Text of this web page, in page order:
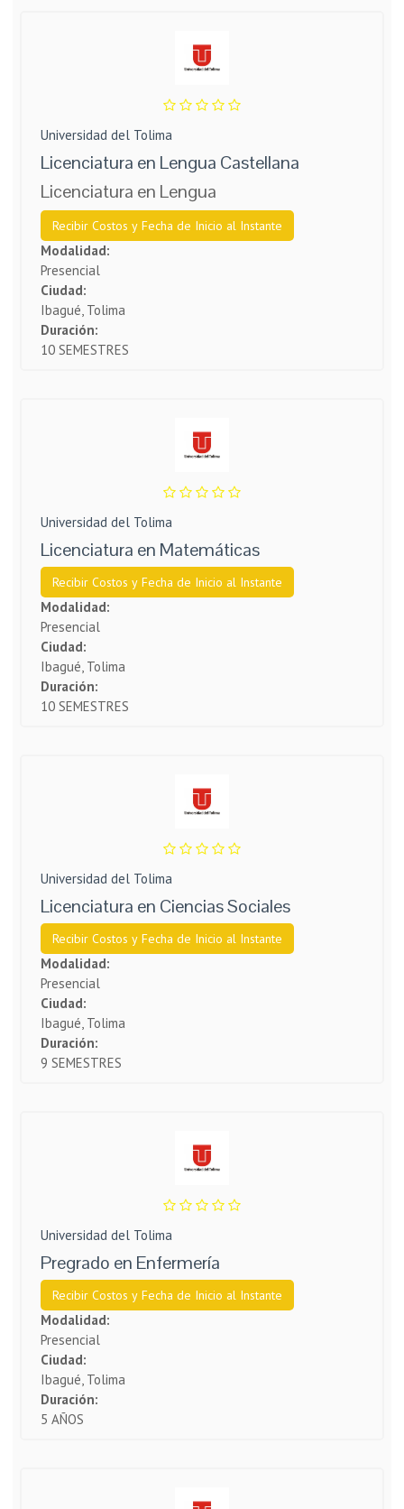
Universidad del Tolima
Licenciatura en Lengua Castellana
Licenciatura en Lengua
Recibir Costos y Fecha de Inicio al Instante
Modalidad:
Presencial
Ciudad:
Ibagué, Tolima
Duración:
10 SEMESTRES
Universidad del Tolima
Licenciatura en Matemáticas
Recibir Costos y Fecha de Inicio al Instante
Modalidad:
Presencial
Ciudad:
Ibagué, Tolima
Duración:
10 SEMESTRES
Universidad del Tolima
Licenciatura en Ciencias Sociales
Recibir Costos y Fecha de Inicio al Instante
Modalidad:
Presencial
Ciudad:
Ibagué, Tolima
Duración:
9 SEMESTRES
Universidad del Tolima
Pregrado en Enfermería
Recibir Costos y Fecha de Inicio al Instante
Modalidad:
Presencial
Ciudad:
Ibagué, Tolima
Duración:
5 AÑOS